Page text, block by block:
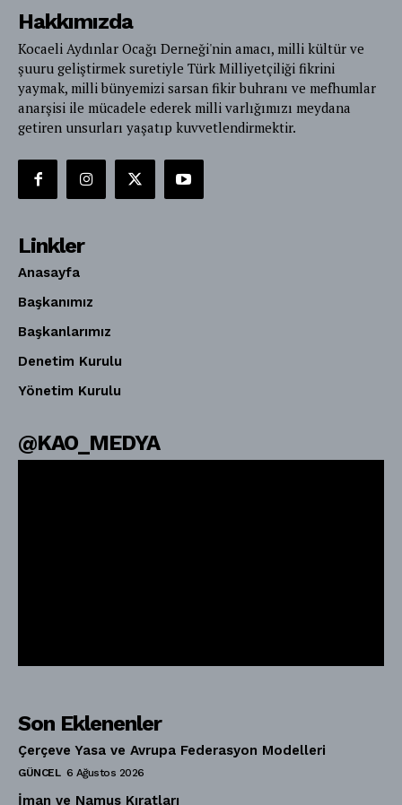
Hakkımızda
Kocaeli Aydınlar Ocağı Derneği'nin amacı, milli kültür ve
şuuru geliştirmek suretiyle Türk Milliyetçiliği fikrini
yaymak, milli bünyemizi sarsan fikir buhranı ve mefhumlar
anarşisi ile mücadele ederek milli varlığımızı meydana
getiren unsurları yaşatıp kuvvetlendirmektir.
Linkler
Anasayfa
Başkanımız
Başkanlarımız
Denetim Kurulu
Yönetim Kurulu
@KAO_MEDYA
Son Eklenenler
Çerçeve Yasa ve Avrupa Federasyon Modelleri
GÜNCEL 6 Ağustos 2026
İman ve Namus Kıratları